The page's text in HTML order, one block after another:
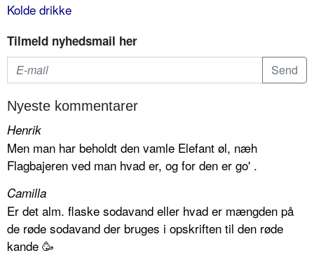
Kolde drikke
Tilmeld nyhedsmail her
Nyeste kommentarer
Henrik
Men man har beholdt den vamle Elefant øl, næh
Flagbajeren ved man hvad er, og for den er go' .
Camilla
Er det alm. flaske sodavand eller hvad er mængden på
de røde sodavand der bruges i opskriften til den røde
kande 🥳